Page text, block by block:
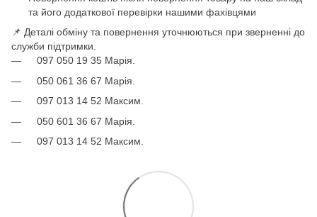
та його додаткової перевірки нашими фахівцями
📌 Деталі обміну та повернення уточнюються при зверненні до
служби підтримки.
097 050 19 35 Марія.
050 061 36 67 Марія.
097 013 14 52 Максим.
050 601 36 67 Марія.
097 013 14 52 Максим.